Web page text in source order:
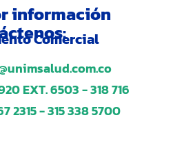
información
Comercial
EXT. 6503 - 318 716
2315 - 315 338 5700